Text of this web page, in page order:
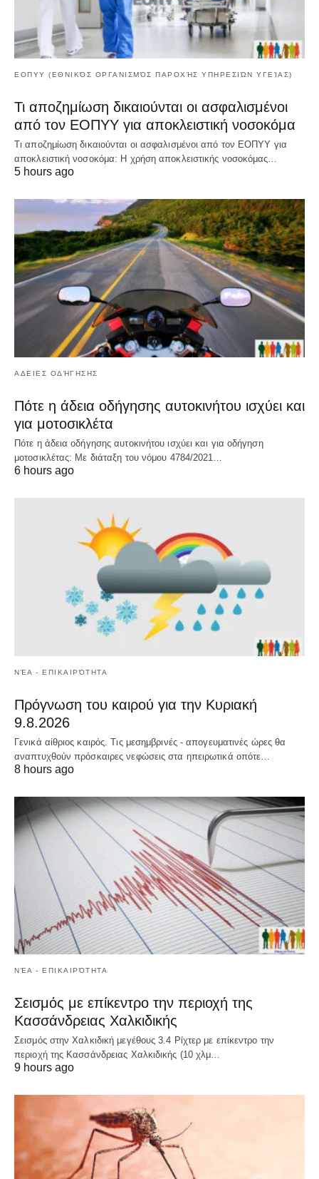
ΕΟΠΥΥ (ΕΘΝΙΚΌΣ ΟΡΓΑΝΙΣΜΌΣ ΠΑΡΟΧΉΣ ΥΠΗΡΕΣΙΏΝ ΥΓΕΊΑΣ)
Τι αποζημίωση δικαιούνται οι ασφαλισμένοι
από τον ΕΟΠΥΥ για αποκλειστική νοσοκόμα
Τι αποζημίωση δικαιούνται οι ασφαλισμένοι από τον ΕΟΠΥΥ για
αποκλειστική νοσοκόμα: Η χρήση αποκλειστικής νοσοκόμας…
5 hours ago
ΑΔΕΙΕΣ ΟΔΉΓΗΣΗΣ
Πότε η άδεια οδήγησης αυτοκινήτου ισχύει και
για μοτοσικλέτα
Πότε η άδεια οδήγησης αυτοκινήτου ισχύει και για οδήγηση
μοτοσικλέτας: Με διάταξη του νόμου 4784/2021…
6 hours ago
ΝΈΑ - ΕΠΙΚΑΙΡΌΤΗΤΑ
Πρόγνωση του καιρού για την Κυριακή
9.8.2026
Γενικά αίθριος καιρός. Τις μεσημβρινές - απογευματινές ώρες θα
αναπτυχθούν πρόσκαιρες νεφώσεις στα ηπειρωτικά οπότε…
8 hours ago
ΝΈΑ - ΕΠΙΚΑΙΡΌΤΗΤΑ
Σεισμός με επίκεντρο την περιοχή της
Κασσάνδρειας Χαλκιδικής
Σεισμός στην Χαλκιδική μεγέθους 3.4 Ρίχτερ με επίκεντρο την
περιοχή της Κασσάνδρειας Χαλκιδικής (10 χλμ…
9 hours ago